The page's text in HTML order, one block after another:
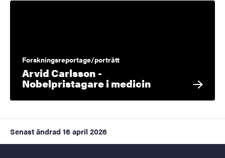
Forskningsreportage/porträtt
Arvid Carlsson -
Nobelpristagare i medicin
Senast ändrad 16 april 2026